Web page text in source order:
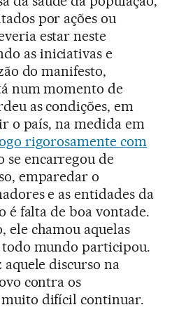
por ações ou
estar neste
as iniciativas e
do manifesto,
num momento de
as condições, em
o país, na medida em
rigorosamente com
se encarregou de
emparedar o
e as entidades da
é falta de boa vontade.
ele chamou aquelas
mundo participou.
discurso na
contra os
difícil continuar.